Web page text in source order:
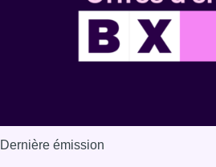
Dernière émission